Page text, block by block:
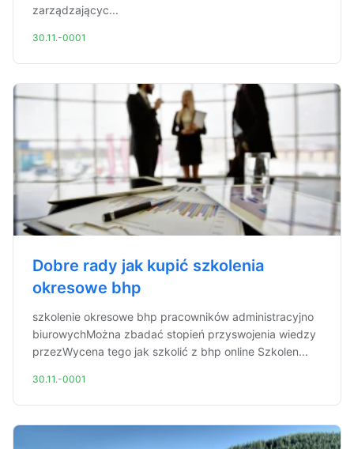
zarządzającyc...
30.11.-0001
Dobre rady jak kupić szkolenia
okresowe bhp
szkolenie okresowe bhp pracowników administracyjno
biurowychMożna zbadać stopień przyswojenia wiedzy
przezWycena tego jak szkolić z bhp online Szkolen...
30.11.-0001